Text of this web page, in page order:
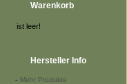
Warenkorb
ist leer!
Hersteller Info
- Mehr Produkte